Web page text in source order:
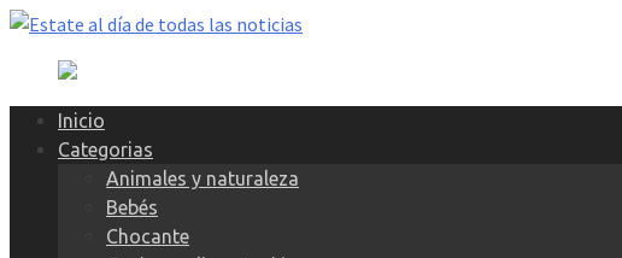
Skip
content
Inicio
Categorias
Animales y naturaleza
Bebés
Chocante